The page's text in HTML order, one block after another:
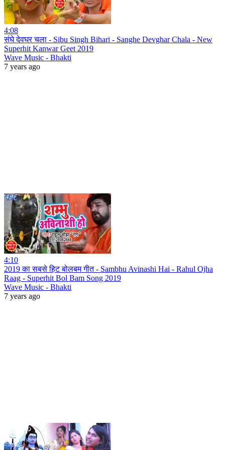
4:08
संघे देवघर चला - Sibu Singh Bihari - Sanghe Devghar Chala - New
Superhit Kanwar Geet 2019
Wave Music - Bhakti
7 years ago
4:10
2019 का सबसे हिट बोलबम गीत - Sambhu Avinashi Hai - Rahul Ojha
Raag - Superhit Bol Bam Song 2019
Wave Music - Bhakti
7 years ago